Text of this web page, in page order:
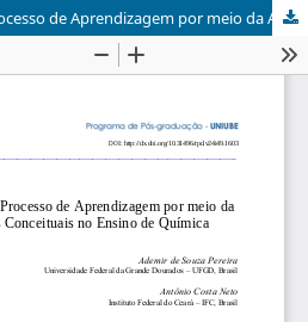
Acompanhamento do Processo de Aprendizagem por meio da Análise de Mapas Conceituais no Ensino de Química